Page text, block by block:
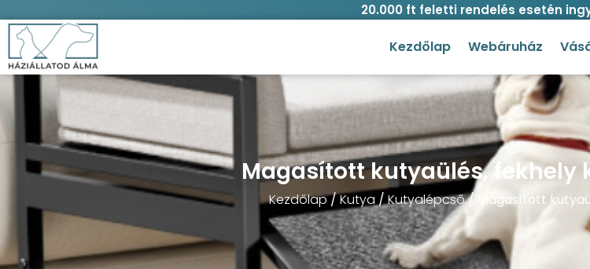
20.000 ft feletti rendelés esetén
Kezdőlap Webáruház
Magasított kutyaülés,
Kezdőlap/Kutya/Kutyalépcső/ Magasított